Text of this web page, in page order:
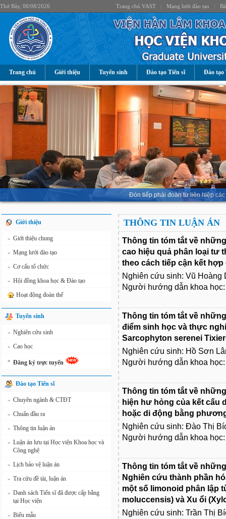
Thứ Bảy, 08/08/2026 Trang chủ VAST Mạng lưới đào tạo
Trang chủ Giới thiệu Tuyển sinh Đào tạo Tiến sĩ Đào tạo
Đón tiếp phái đoàn từ liên hiệp
Giới thiệu
» Giới thiệu chung
» Mạng lưới đào tạo
» Cơ cấu tổ chức
» Hội đồng khoa học & Đào tạo
Hoạt động đoàn thể
Tuyển sinh
» Nghiên cứu sinh
» Cao học
» Đăng ký trực tuyến
Đào tạo Tiến sĩ
» Chuyên ngành & CTĐT
» Chuẩn đầu ra
» Thông tin luận án
» Luận án lưu tại Học viện Khoa học và
Công nghệ
» Lịch bảo vệ luận án
» Tra cứu đề tài, luận án
» Danh sách Tiến sĩ đã được cấp bằng
tại Học viện
» Biểu mẫu
THÔNG TIN LUẬN ÁN
Thông tin tóm tắt về
cao hiệu quả phân loại tư
theo cách tiếp cận kết
Nghiên cứu sinh: Vũ Hoàng
Người hướng dẫn khoa
Thông tin tóm tắt về
điểm sinh học và thực
Sarcophyton serenei
Nghiên cứu sinh: Hồ Sơn
Người hướng dẫn khoa
Thông tin tóm tắt về
hiện hư hỏng của kết cấu
hoặc di động bằng
Nghiên cứu sinh: Đào Thị
Người hướng dẫn khoa
Thông tin tóm tắt về
Nghiên cứu thành phần
một số limonoid phân lập
moluccensis) và Xu ổi
Nghiên cứu sinh: Trần Thị